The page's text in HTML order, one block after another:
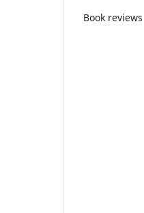
Book reviews